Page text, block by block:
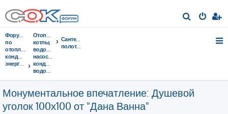
о
Форумы
по
отоплению,
кондиционированию,
энергосбережению
Отопительные
котлы,
водонагреватели,
насосы,
кондиционеры,
водоочистка...
Сантехника,
полотенцесушители
Монументальное впечатление: Душевой
уголок 100х100 от "Дана Ванна"